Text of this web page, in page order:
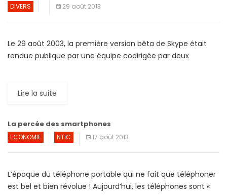
DIVERS 29 août 2013
Le 29 août 2003, la première version bêta de Skype était
rendue publique par une équipe codirigée par deux
Lire la suite
La percée des smartphones
ECONOMIE NTIC 17 août 2013
L’époque du téléphone portable qui ne fait que téléphoner
est bel et bien révolue ! Aujourd’hui, les téléphones sont «